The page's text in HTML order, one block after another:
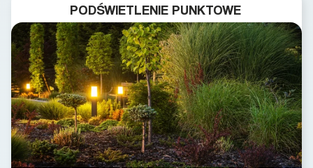
PODŚWIETLENIE PUNKTOWE